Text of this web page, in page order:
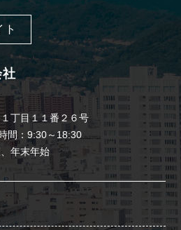
丁目１１番２６号
間：9:30～18:30
年末年始